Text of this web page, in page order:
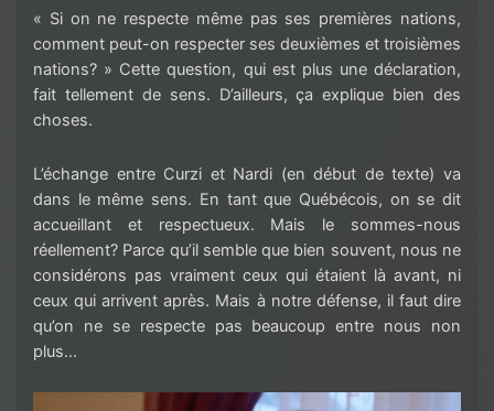
« Si on ne respecte même pas ses premières nations,
comment peut-on respecter ses deuxièmes et troisièmes
nations? » Cette question, qui est plus une déclaration,
fait tellement de sens. D’ailleurs, ça explique bien des
choses.
L’échange entre Curzi et Nardi (en début de texte) va
dans le même sens. En tant que Québécois, on se dit
accueillant et respectueux. Mais le sommes-nous
réellement? Parce qu’il semble que bien souvent, nous ne
considérons pas vraiment ceux qui étaient là avant, ni
ceux qui arrivent après. Mais à notre défense, il faut dire
qu’on ne se respecte pas beaucoup entre nous non
plus…